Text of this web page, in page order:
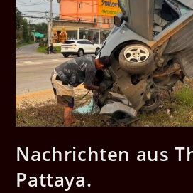
Nachrichten aus
Pattaya.